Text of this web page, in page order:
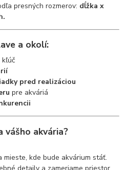
presných rozmerov: dĺžka x
a okolí:
pred realizáciou
pre akváriá
vášho akvária?
mieste, kde bude akvárium stáť.